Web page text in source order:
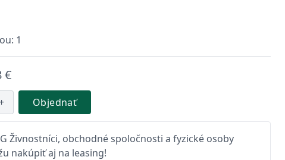
1
€
Objednať
Živnostníci, obchodné spoločnosti a fyzické osoby
nakúpiť aj na leasing!